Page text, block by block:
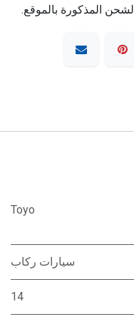
المذكورة بالموقع.
Toyo
سيارات ركاب
14